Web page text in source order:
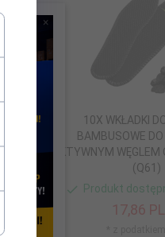
10X WKŁADKI
BAMBUSOWE
AKTYWNYM WĘGLEM
(Q61)
Produkt
17,86
×